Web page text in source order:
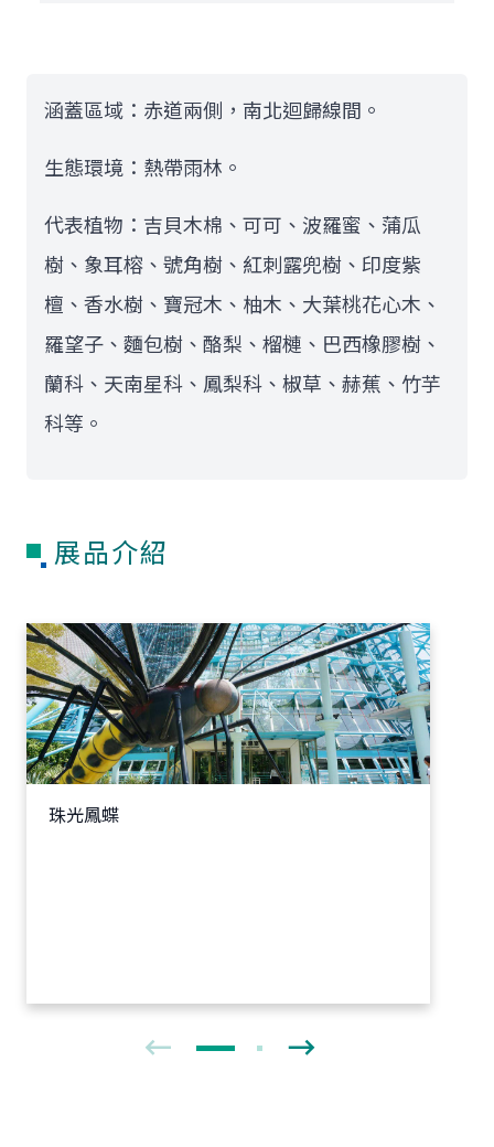
涵蓋區域：赤道兩側，南北迴歸線間。
生態環境：熱帶雨林。
代表植物：吉貝木棉、可可、波羅蜜、蒲瓜
樹、象耳榕、號角樹、紅刺露兜樹、印度紫
檀、香水樹、寶冠木、柚木、大葉桃花心木、
羅望子、麵包樹、酪梨、榴槤、巴西橡膠樹、
蘭科、天南星科、鳳梨科、椒草、赫蕉、竹芋
科等。
展品介紹
珠光鳳蝶